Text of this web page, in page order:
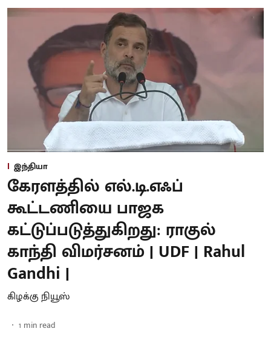
இந்தியா
கேரளத்தில் எல்.டி.எஃப்
கூட்டணியை பாஜக
கட்டுப்படுத்துகிறது: ராகுல்
காந்தி விமர்சனம் | UDF | Rahul
Gandhi |
கிழக்கு நியூஸ்
1 min read